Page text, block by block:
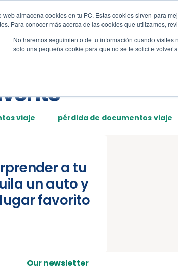
web almacena cookies en tu PC. Estas cookies sirven para
Para conocer más acerca de las cookies que utilizamos,
No haremos seguimiento de tu información cuando
solo una pequeña cookie para que no se te solicite volver
Tour Demos Pages Sections
viaje pérdida de documentos viaje
a tu
un auto y
favorito
Our newsletter